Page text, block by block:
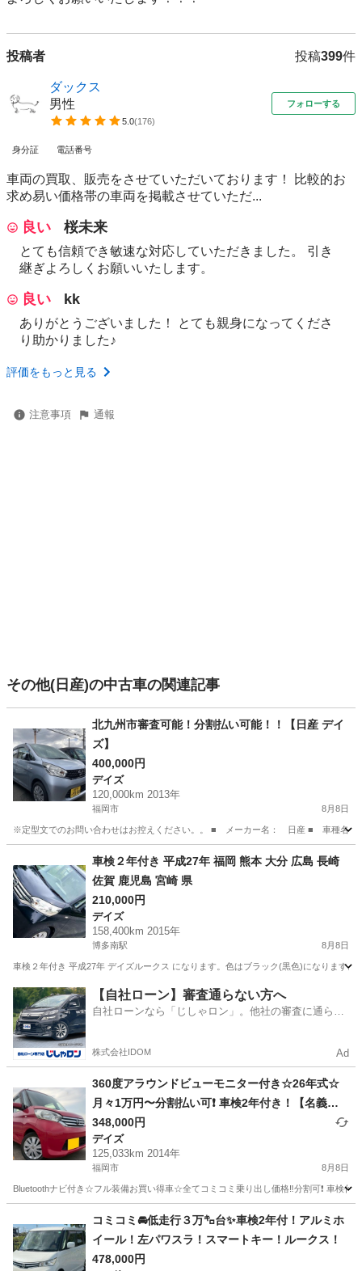
投稿者 投稿399件
ダックス
男性
5.0(176)
フォローする
身分証 電話番号
車両の買取、販売をさせていただいております！ 比較的お
求め易い価格帯の車両を掲載させていただ...
良い 桜未来
とても信頼でき敏速な対応していただきました。 引き
継ぎよろしくお願いいたします。
良い kk
ありがとうございました！ とても親身になってくださ
り助かりました♪
評価をもっと見る
注意事項 通報
その他(日産)の中古車の関連記事
北九州市審査可能！分割払い可能！！【日産 デイ
ズ】
400,000円
デイズ
120,000km 2013年
福岡市 8月8日
※定型文でのお問い合わせはお控えください。。 ■ メーカー名： 日産 ■ 車
デイズ 月々
車検２年付き 平成27年 福岡 熊本 大分 広島 長崎
佐賀 鹿児島 宮崎 県
210,000円
デイズ
158,400km 2015年
博多南駅 8月8日
車検２年付き 平成27年 デイズルークス になります。色はブラック(黒色)になります
福岡 春日市 博多南駅 デイズ 走行距離
【自社ローン】審査通らない方へ
自社ローンなら「じしゃロン」。他社の審査に通らな
株式会社IDOM Ad
360度アラウンドビューモニター付き☆26年式☆
月々1万円〜分割払い可❗️ 車検2年付き！【名義変
更代込み】大人気☆日産 デイズルークス☆Blueto
othナビ付き☆走行中DVD見れます☆ETC付き☆ア
ラウンドビューモニター付き☆電動スライドドア
348,000円
デイズ
125,033km 2014年
福岡市 8月8日
Bluetoothナビ付き☆フル装備お買い得車☆全てコミコミ乗り出し価格‼️分割可❗️ 車検
走行距離
コミコミ🚘低走行３万㌔台✨車検2年付！アルミホ
イール！左パワスラ！スマートキー！ルークス！
478,000円